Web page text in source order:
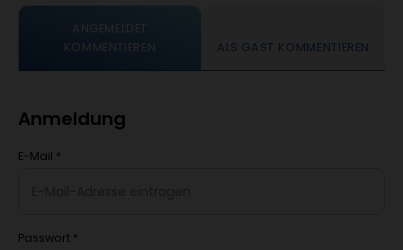
ANGEMELDET
KOMMENTIEREN
ALS GAST KOMMENTIEREN
Anmeldung
E-Mail *
Passwort *